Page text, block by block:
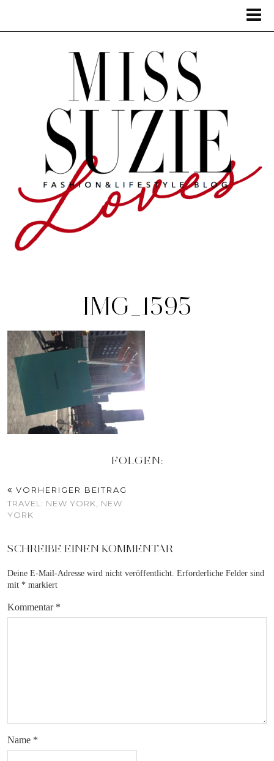
IMG_1595
FOLGEN:
VORHERIGER BEITRAG
TRAVEL: NEW YORK, NEW
YORK
SCHREIBE EINEN KOMMENTAR
Deine E-Mail-Adresse wird nicht veröffentlicht. Erforderliche Felder sind
mit * markiert
Kommentar *
Name *